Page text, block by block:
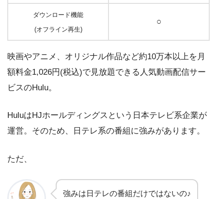
ダウンロード機能
(オフライン再生)
○
映画やアニメ、オリジナル作品など約10万本以上を月
額料金1,026円(税込)で見放題できる人気動画配信サー
ビスのHulu。
HuluはHJホールディングスという日本テレビ系企業が
運営。そのため、日テレ系の番組に強みがあります。
ただ、
強みは日テレの番組だけではないの♪